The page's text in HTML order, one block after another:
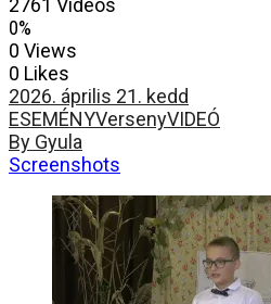
0%
0 Views
0 Likes
2026. április 21. kedd
ESEMÉNYVersenyVIDEÓ
By Gyula
Screenshots